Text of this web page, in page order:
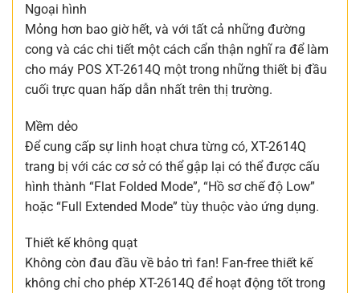
Ngoại hình
Mỏng hơn bao giờ hết, và với tất cả những đường
cong và các chi tiết một cách cẩn thận nghĩ ra để làm
cho máy POS XT-2614Q một trong những thiết bị đầu
cuối trực quan hấp dẫn nhất trên thị trường.
Mềm dẻo
Để cung cấp sự linh hoạt chưa từng có, XT-2614Q
trang bị với các cơ sở có thể gập lại có thể được cấu
hình thành “Flat Folded Mode”, “Hồ sơ chế độ Low”
hoặc “Full Extended Mode” tùy thuộc vào ứng dụng.
Thiết kế không quạt
Không còn đau đầu về bảo trì fan! Fan-free thiết kế
không chỉ cho phép XT-2614Q để hoạt động tốt trong